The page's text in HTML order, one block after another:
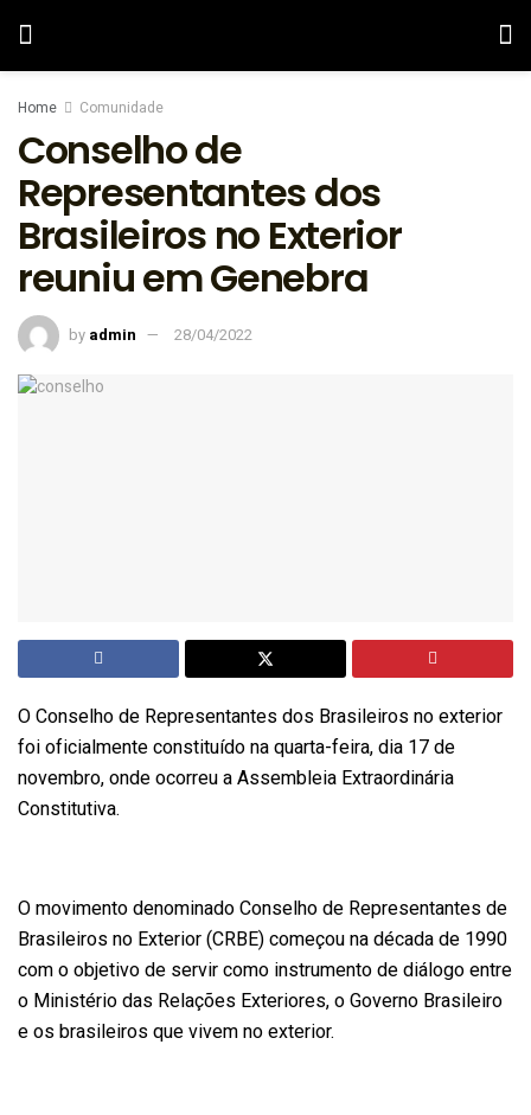
Home Comunidade
Conselho de
Representantes dos
Brasileiros no Exterior
reuniu em Genebra
by admin 28/04/2022
O Conselho de Representantes dos Brasileiros no exterior
foi oficialmente constituído na quarta-feira, dia 17 de
novembro, onde ocorreu a Assembleia Extraordinária
Constitutiva.
O movimento denominado Conselho de Representantes de
Brasileiros no Exterior (CRBE) começou na década de 1990
com o objetivo de servir como instrumento de diálogo entre
o Ministério das Relações Exteriores, o Governo Brasileiro
e os brasileiros que vivem no exterior.